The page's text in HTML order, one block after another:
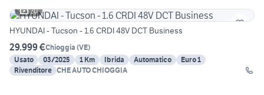
20
HYUNDAI - Tucson - 1.6 CRDI 48V DCT Business
29.999 €Chioggia (VE)
Usato
03/2025 1 Km Ibrida Automatico
Euro 1
Rivenditore CHE AUTO CHIOGGIA